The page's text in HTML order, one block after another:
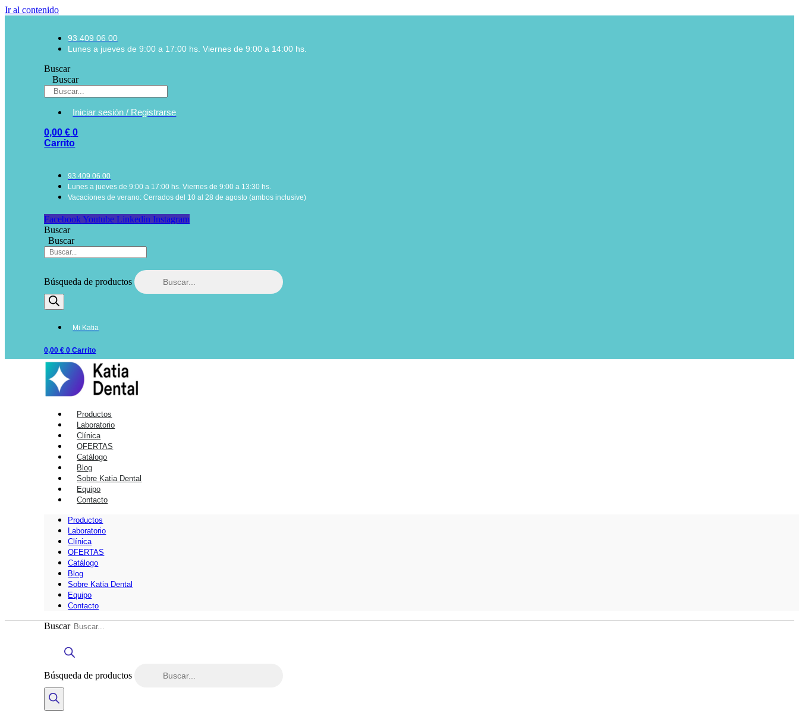
Ir al contenido
93 409 06 00
Lunes a jueves de 9:00 a 17:00 hs. Viernes de 9:00 a 14:00 hs.
Buscar
Buscar
Iniciar sesión / Registrarse
0,00€ 0
Carrito
93 409 06 00
Lunes a jueves de 9:00 a 17:00 hs. Viernes de 9:00 a 13:30 hs.
Vacaciones de verano: Cerrados del 10 al 28 de agosto (ambos inclusive)
Facebook Youtube Linkedin Instagram
Buscar
Buscar
Búsqueda de productos
Mi Katia
0,00€ 0 Carrito
Productos
Laboratorio
Clínica
OFERTAS
Catálogo
Blog
Sobre Katia Dental
Equipo
Contacto
Productos
Laboratorio
Clínica
OFERTAS
Catálogo
Blog
Sobre Katia Dental
Equipo
Contacto
Buscar
Búsqueda de productos